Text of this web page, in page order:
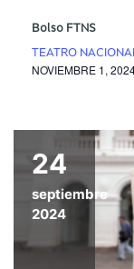
Bolso FTNS
TEATRO
NOVIEMBRE 1,
24
septiembre
2024